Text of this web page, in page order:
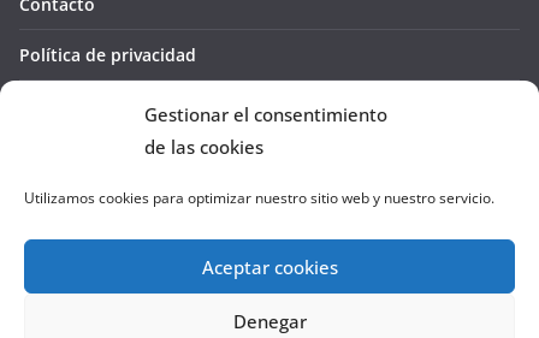
Gestionar el consentimiento
de las cookies
Utilizamos cookies para optimizar nuestro sitio web y nuestro servicio.
Aceptar cookies
Denegar
Política de privacidad
Política de cookies (UE)
La Cañada te GUÍA